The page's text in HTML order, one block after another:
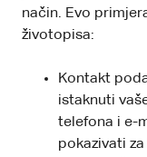
način. Evo
životopisa:
Kontakt
istaknuti
telefona i e-
pokazivati